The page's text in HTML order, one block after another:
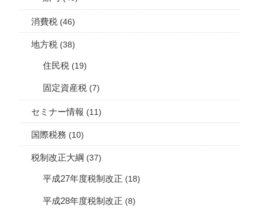
消費税 (46)
地方税 (38)
住民税 (19)
固定資産税 (7)
セミナー情報 (11)
国際税務 (10)
税制改正大綱 (37)
平成27年度税制改正 (18)
平成28年度税制改正 (8)